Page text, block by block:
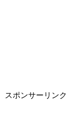
スポンサーリンク